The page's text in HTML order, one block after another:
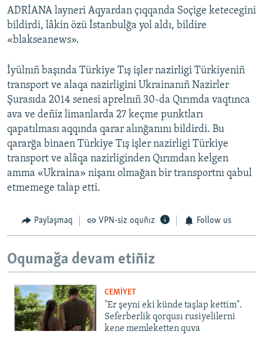
ADRİANA layneri Aqyardan çıqqanda Soçige ketecegini
bildirdi, lâkin özü İstanbulğa yol aldı, bildire
«blakseanews».
İyülnıñ başında Türkiye Tış işler nazirligi Türkiyeniñ
transport ve alaqa nazirligini Ukrainanıñ Nazirler
Şurasıda 2014 senesi aprelnıñ 30-da Qırımda vaqtınca
ava ve deñiz limanlarda 27 keçme punktları
qapatılması aqqında qarar alınğanını bildirdi. Bu
qararğa binaen Türkiye Tış işler nazirligi Türkiye
transport ve alâqa nazirliginden Qırımdan kelgen
amma «Ukraina» nişanı olmağan bir transportnı qabul
etmemege talap etti.
Paylaşmaq VPN-siz oquñız Follow us
Oqumağa devam etiñiz
CEMİYET
"Er şeyni eki künde taşlap kettim".
Seferberlik qorqusı rusiyelilerni
kene memleketten quva